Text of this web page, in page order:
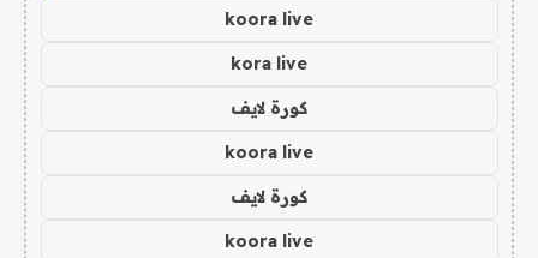
koora live
kora live
كورة لايف
koora live
كورة لايف
koora live